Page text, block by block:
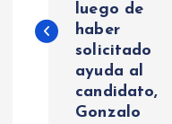
g
luego de
haber
solicitado
ayuda al
candidato,
Gonzalo